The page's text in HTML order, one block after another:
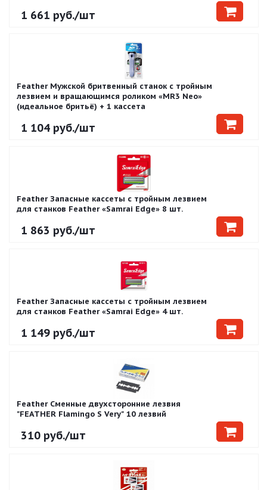
1 661 руб./шт
Feather Мужской бритвенный станок с тройным
лезвием и вращающимся роликом «MR3 Neo»
(идеальное бритьё) + 1 кассета
1 104 руб./шт
Feather Запасные кассеты с тройным лезвием
для станков Feather «Samrai Edge» 8 шт.
1 863 руб./шт
Feather Запасные кассеты с тройным лезвием
для станков Feather «Samrai Edge» 4 шт.
1 149 руб./шт
Feather Сменные двухсторонние лезвия
"FEATHER Flamingo S Very" 10 лезвий
310 руб./шт